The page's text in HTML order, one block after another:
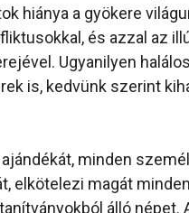
hiánya a gyökere
és azzal az
Ugyanilyen
is, kedvünk szerint
minden
elkötelezi magát
álló népet.